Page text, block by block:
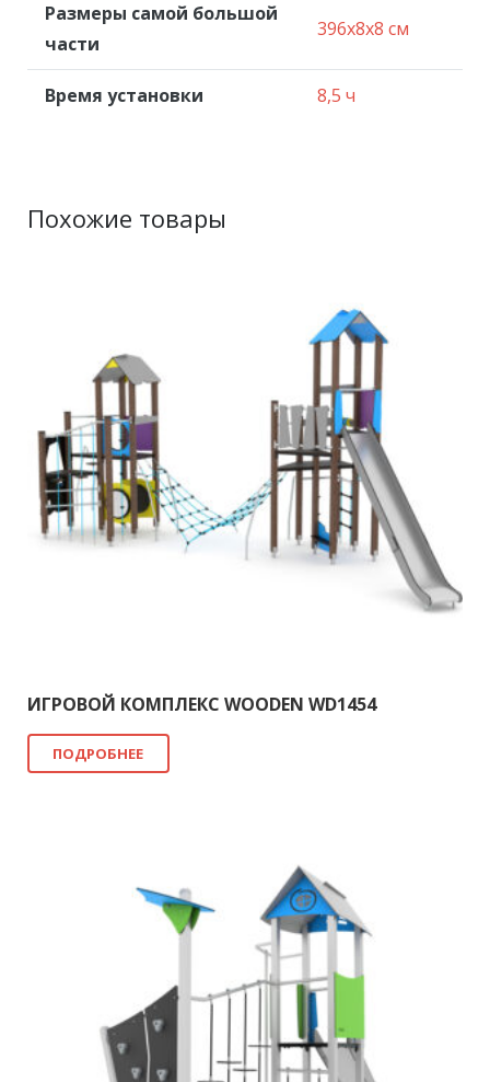
Размеры самой большой
части
396x8x8 см
Время установки 8,5 ч
Похожие товары
ИГРОВОЙ КОМПЛЕКС WOODEN WD1454
ПОДРОБНЕЕ